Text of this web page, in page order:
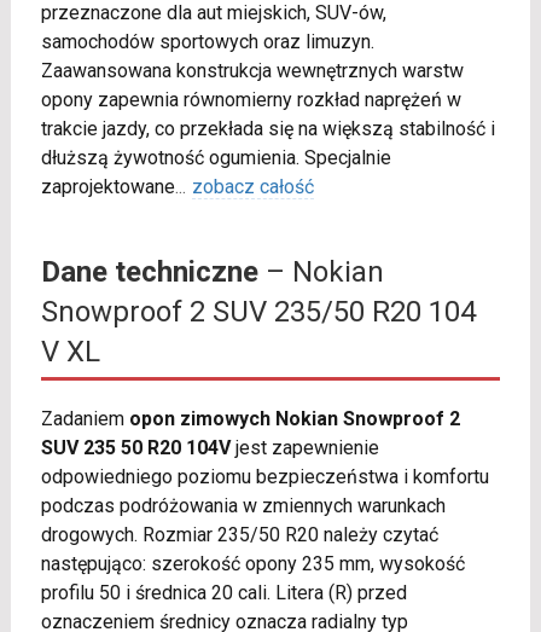
przeznaczone dla aut miejskich, SUV-ów,
samochodów sportowych oraz limuzyn.
Zaawansowana konstrukcja wewnętrznych warstw
opony zapewnia równomierny rozkład naprężeń w
trakcie jazdy, co przekłada się na większą stabilność i
dłuższą żywotność ogumienia. Specjalnie
zaprojektowane... zobacz całość
Dane techniczne– Nokian
Snowproof 2 SUV 235/50 R20 104
V XL
Zadaniem opon zimowych Nokian Snowproof 2
SUV 235 50 R20 104Vjest zapewnienie
odpowiedniego poziomu bezpieczeństwa i komfortu
podczas podróżowania w zmiennych warunkach
drogowych. Rozmiar 235/50 R20 należy czytać
następująco: szerokość opony 235 mm, wysokość
profilu 50 i średnica 20 cali. Litera (R) przed
oznaczeniem średnicy oznacza radialny typ